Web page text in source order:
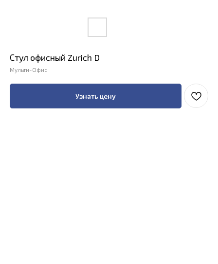
Стул офисный Zurich D
Мульти-Офис
Узнать цену